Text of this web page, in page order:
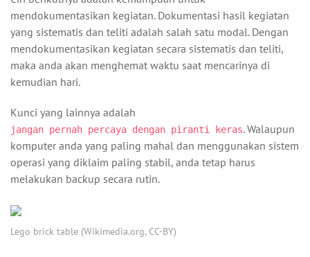
mendokumentasikan kegiatan. Dokumentasi hasil kegiatan
yang sistematis dan teliti adalah salah satu modal. Dengan
mendokumentasikan kegiatan secara sistematis dan teliti,
maka anda akan menghemat waktu saat mencarinya di
kemudian hari.
Kunci yang lainnya adalah
jangan pernah percaya dengan piranti keras. Walaupun
komputer anda yang paling mahal dan menggunakan sistem
operasi yang diklaim paling stabil, anda tetap harus
melakukan backup secara rutin.
Lego brick table (Wikimedia.org, CC-BY)